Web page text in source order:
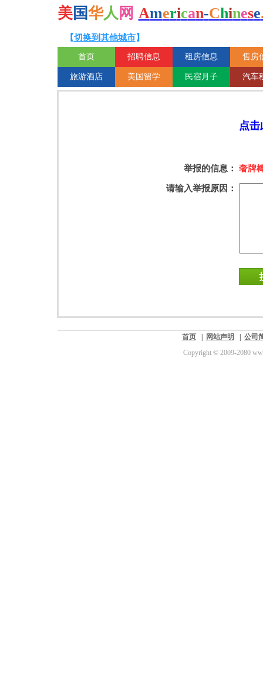
美国华人 网 American-Chinese
【切换到其他城市】
首页 招聘信息 租房信息 售房
旅游酒店 美国留学 民宿月子 汽车
点
举报的信息： 奢牌
请输入举报原因：
首页| 网站声明
公司
Copyright © 2009-2080